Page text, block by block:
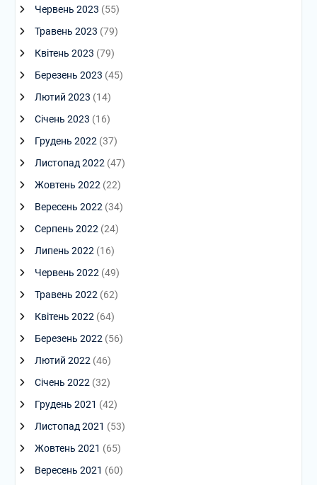
Червень 2023 (55)
Травень 2023 (79)
Квітень 2023 (79)
Березень 2023 (45)
Лютий 2023 (14)
Січень 2023 (16)
Грудень 2022 (37)
Листопад 2022 (47)
Жовтень 2022 (22)
Вересень 2022 (34)
Серпень 2022 (24)
Липень 2022 (16)
Червень 2022 (49)
Травень 2022 (62)
Квітень 2022 (64)
Березень 2022 (56)
Лютий 2022 (46)
Січень 2022 (32)
Грудень 2021 (42)
Листопад 2021 (53)
Жовтень 2021 (65)
Вересень 2021 (60)